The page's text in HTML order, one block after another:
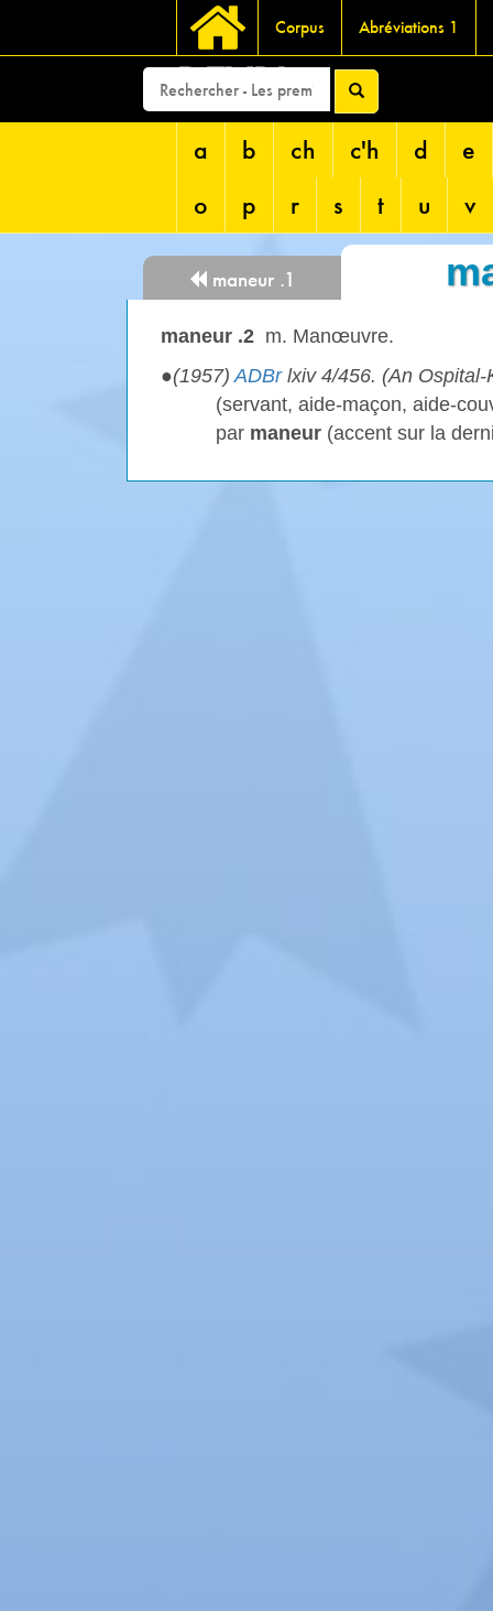
Corpus Abréviations 1
DEVRI
a b ch c'h d
e
o
p r s t u v
maneur .1
maneur .2 m. Manœuvre.
●(1957)ADBrlxiv 4/456. (An Ospital-
(servant, aide-maçon, aide-
par maneur (accent sur la